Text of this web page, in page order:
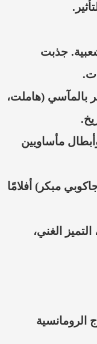
جذبت
بالمآسي (هاملت،
مأساويين
مبكر) أفلامًا
الغني،
الرومانسية